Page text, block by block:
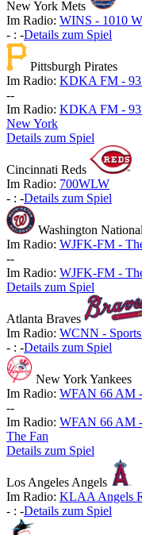
New York Mets
Im Radio: WINS - 1010
- : -Details zum Spiel
Pittsburgh Pirates
Im Radio: KDKA FM -
--
Im Radio: KDKA FM -
New York
Details zum Spiel
Cincinnati Reds
Im Radio: 700WLW
- : -Details zum Spiel
Washington
Im Radio: WJFK-FM -
--
Im Radio: WJFK-FM -
Details zum Spiel
Atlanta Braves
Im Radio: WCNN -
- : -Details zum Spiel
New York Yankees
Im Radio: WFAN 66 AM
--
Im Radio: WFAN 66 AM
The Fan
Details zum Spiel
Los Angeles Angels
Im Radio: KLAA Angels
- : -Details zum Spiel